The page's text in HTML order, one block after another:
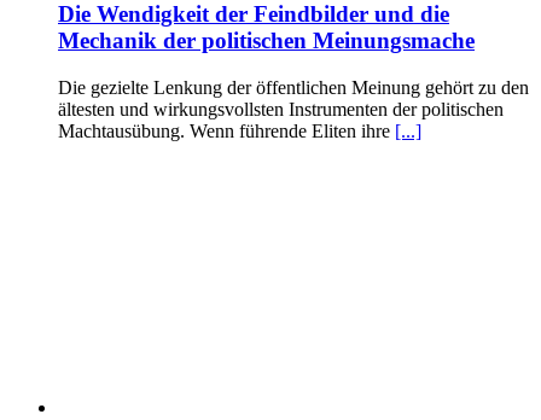
Die Wendigkeit der Feindbilder und die
Mechanik der politischen Meinungsmache
Die gezielte Lenkung der öffentlichen Meinung gehört zu den
ältesten und wirkungsvollsten Instrumenten der politischen
Machtausübung. Wenn führende Eliten ihre [...]